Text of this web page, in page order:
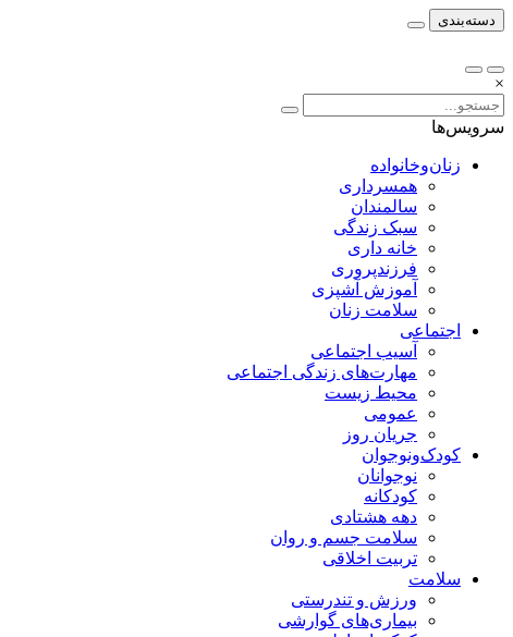
دسته‌بندی
×
سرویس‌ها
زنان‌وخانواده
همسرداری
سالمندان
سبک زندگی
خانه داری
فرزندپروری
آموزش آشپزی
سلامت زنان
اجتماعی
آسیب اجتماعی
مهارت‌های زندگی اجتماعی
محیط زیست
عمومی
جریان روز
کودک‌ونوجوان
نوجوانان
کودکانه
دهه هشتادی
سلامت جسم و روان
تربیت اخلاقی
سلامت
ورزش و تندرستی
بیماری‌های گوارشی